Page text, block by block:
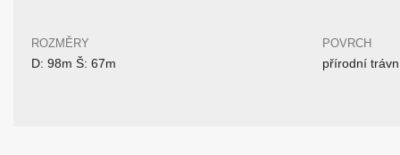
ROZMĚRY
D: 98m Š: 67m
POVRCH
přírodní